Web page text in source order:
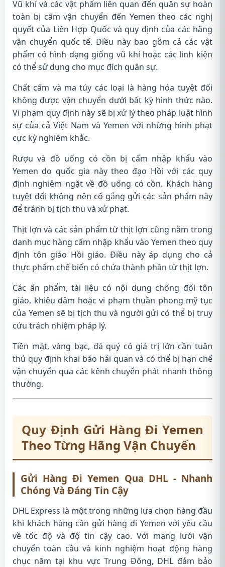
Vũ khí và các vật phẩm liên quan đến quân sự hoàn
toàn bị cấm vận chuyển đến Yemen theo các nghị
quyết của Liên Hợp Quốc và quy định của các hãng
vận chuyển quốc tế. Điều này bao gồm cả các vật
phẩm có hình dạng giống vũ khí hoặc các linh kiện
có thể sử dụng cho mục đích quân sự.
Chất cấm và ma túy các loại là hàng hóa tuyệt đối
không được vận chuyển dưới bất kỳ hình thức nào.
Vi phạm quy định này sẽ bị xử lý theo pháp luật hình
sự của cả Việt Nam và Yemen với những hình phạt
cực kỳ nghiêm khắc.
Rượu và đồ uống có cồn bị cấm nhập khẩu vào
Yemen do quốc gia này theo đạo Hồi với các quy
định nghiêm ngặt về đồ uống có cồn. Khách hàng
tuyệt đối không nên cố gắng gửi các sản phẩm này
để tránh bị tịch thu và xử phạt.
Thịt lợn và các sản phẩm từ thịt lợn cũng nằm trong
danh mục hàng cấm nhập khẩu vào Yemen theo quy
định tôn giáo Hồi giáo. Điều này áp dụng cho cả
thực phẩm chế biến có chứa thành phần từ thịt lợn.
Các ấn phẩm, tài liệu có nội dung chống đối tôn
giáo, khiêu dâm hoặc vi phạm thuần phong mỹ tục
của Yemen sẽ bị tịch thu và người gửi có thể bị truy
cứu trách nhiệm pháp lý.
Tiền mặt, vàng bạc, đá quý có giá trị lớn cần tuân
thủ quy định khai báo hải quan và có thể bị hạn chế
vận chuyển qua các kênh chuyển phát nhanh thông
thường.
Quy Định Gửi Hàng Đi Yemen
Theo Từng Hãng Vận Chuyển
Gửi Hàng Đi Yemen Qua DHL - Nhanh
Chóng Và Đáng Tin Cậy
DHL Express là một trong những lựa chọn hàng đầu
khi khách hàng cần gửi hàng đi Yemen với yêu cầu
về tốc độ và độ tin cậy cao. Với mạng lưới vận
chuyển toàn cầu và kinh nghiệm hoạt động hàng
chục năm tại khu vực Trung Đông, DHL đảm bảo